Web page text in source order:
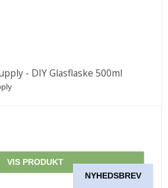
- DIY Glasflaske 500ml
VIS PRODUKT
NYHEDSBREV